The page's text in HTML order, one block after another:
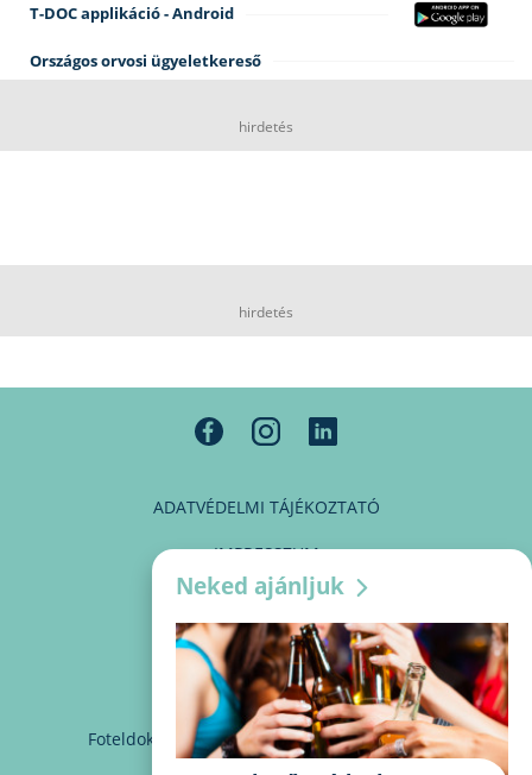
T-DOC applikáció - Android
Országos orvosi ügyeletkereső
hirdetés
hirdetés
ADATVÉDELMI TÁJÉKOZTATÓ
IMPRESSZUM
MÉDIAAJÁNLAT
PARTNEREINK
KAPCSOLAT
Foteldoki info@foteldoki.hu Süti beállítások
Neked ajánljuk